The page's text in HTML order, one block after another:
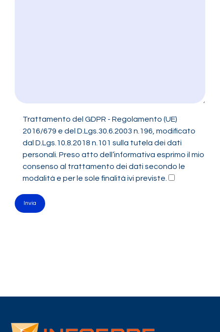
Trattamento del GDPR - Regolamento (UE)
2016/679 e del D.Lgs.30.6.2003 n.196, modificato
dal D.Lgs.10.8.2018 n.101 sulla tutela dei dati
personali. Preso atto dell’informativa esprimo il mio
consenso al trattamento dei dati secondo le
modalità e per le sole finalità ivi previste.